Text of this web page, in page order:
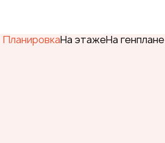
ПланировкаНа этажеНа генплане